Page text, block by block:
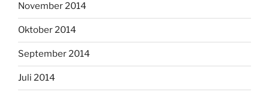
November 2014
Oktober 2014
September 2014
Juli 2014